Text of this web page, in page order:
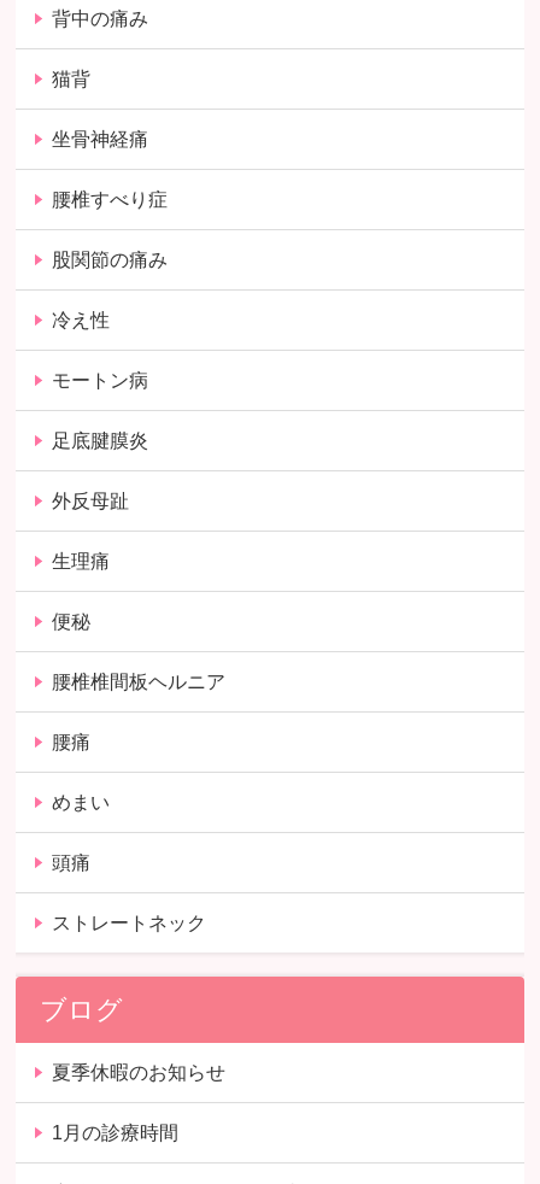
背中の痛み
猫背
坐骨神経痛
腰椎すべり症
股関節の痛み
冷え性
モートン病
足底腱膜炎
外反母趾
生理痛
便秘
腰椎椎間板ヘルニア
腰痛
めまい
頭痛
ストレートネック
ブログ
夏季休暇のお知らせ
1月の診療時間